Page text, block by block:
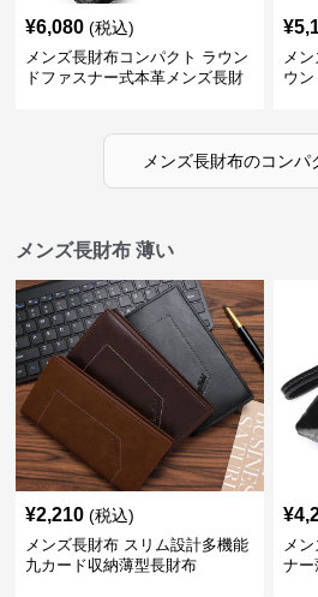
¥6,080 (税込)
メンズ長財布コンパクト ラウン
ドファスナー式本革メンズ長財
¥
メ
ウ
メンズ長財布のコンパ
メンズ長財布 薄い
¥2,210 (税込)
メンズ長財布 スリム設計多機能
九カード収納薄型長財布
¥
メ
ナー